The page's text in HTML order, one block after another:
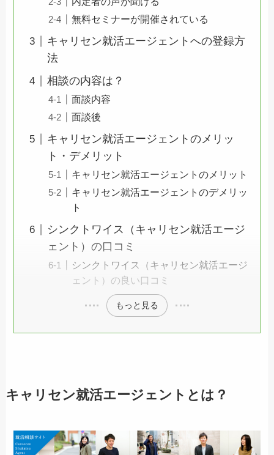
無料セミナーが開催されている
キャリセン就活エージェントへの登録方
法
相談の内容は？
面談内容
面談後
キャリセン就活エージェントのメリッ
ト・デメリット
キャリセン就活エージェントのメリット
キャリセン就活エージェントのデメリッ
ト
シンクトワイス（キャリセン就活エージ
ェント）の口コミ
シンクトワイス（キャリセン就活エージ
ェント）の良い口コミ
もっと見る
キャリセン就活エージェントとは？